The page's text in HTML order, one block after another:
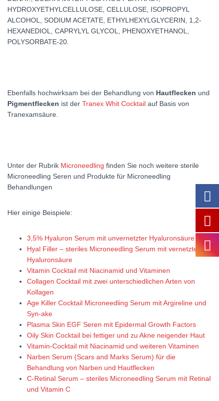
HYDROXYETHYLCELLULOSE, CELLULOSE, ISOPROPYL
ALCOHOL, SODIUM ACETATE, ETHYLHEXYLGLYCERIN, 1,2-
HEXANEDIOL, CAPRYLYL GLYCOL, PHENOXYETHANOL,
POLYSORBATE-20.
Ebenfalls hochwirksam bei der Behandlung von Hautflecken und
Pigmentflecken ist der Tranex Whit Cocktail auf Basis von
Tranexamsäure.
Unter der Rubrik Microneedling finden Sie noch weitere sterile
Microneedling Seren und Produkte für Microneedling
Behandlungen
Hier einige Beispiele:
3,5% Hyaluron Serum mit unvernetzter Hyaluronsäure
Hyal Filler – steriles Microneedling Serum mit vernetzter
Hyaluronsäure
Vitamin Cocktail mit Niacinamid und Vitaminen
Collagen Cocktail mit zwei unterschiedlichen Arten von
Kollagen
Age Killer Cocktail Microneedling Serum mit Argireline und
Syn-ake
Plasma Skin EGF Seren mit Epidermal Growth Factors
Oily Skin Cocktail bei fettiger und zu Akne neigender Haut
Vitamin-Cocktail mit Niacinamid und weiteren Vitaminen
Narben Serum (Scars and Marks Serum) für die
Behandlung von Narben und Hautflecken
C-Retinal Serum – steriles Microneedling Serum mit Retinal
und Vitamin C